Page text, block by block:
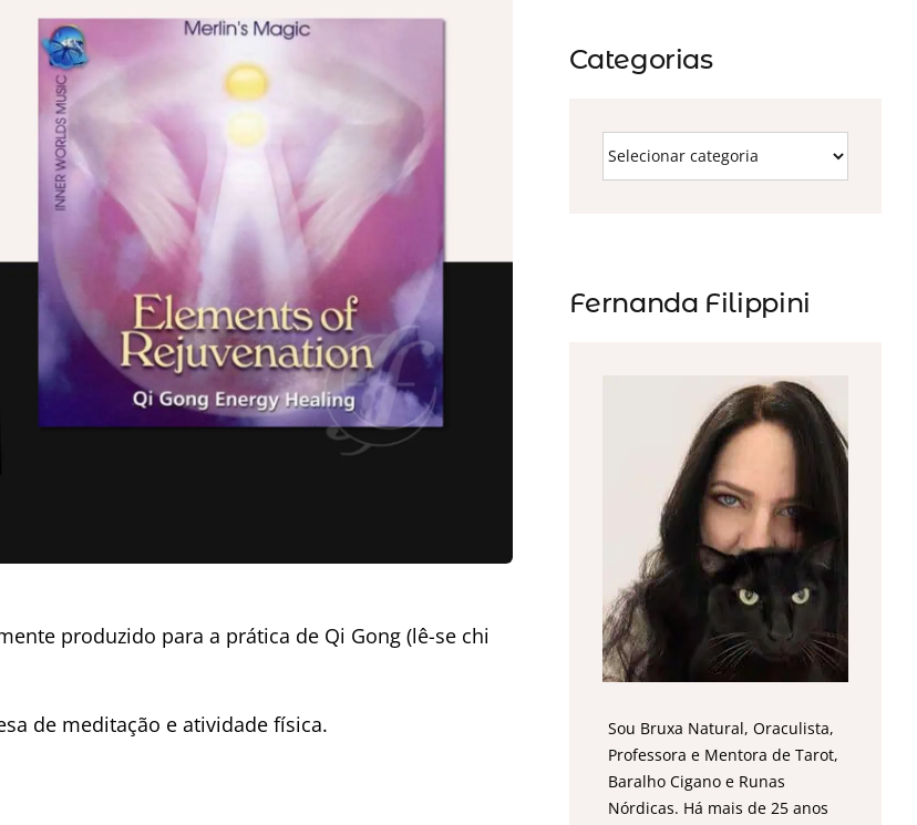
produzido para a prática de Qi Gong (lê-se chi
de meditação e atividade física.
Categorias
Fernanda Filippini
Sou Bruxa Natural, Oraculista,
Professora e Mentora de Tarot,
Baralho Cigano e Runas
Nórdicas. Há mais de 25 anos